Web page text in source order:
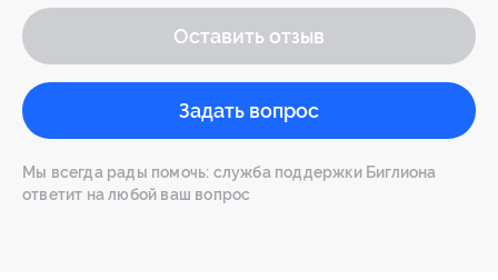
Оставить отзыв
Задать вопрос
Мы всегда рады помочь: служба поддержки Биглиона
ответит на любой ваш вопрос